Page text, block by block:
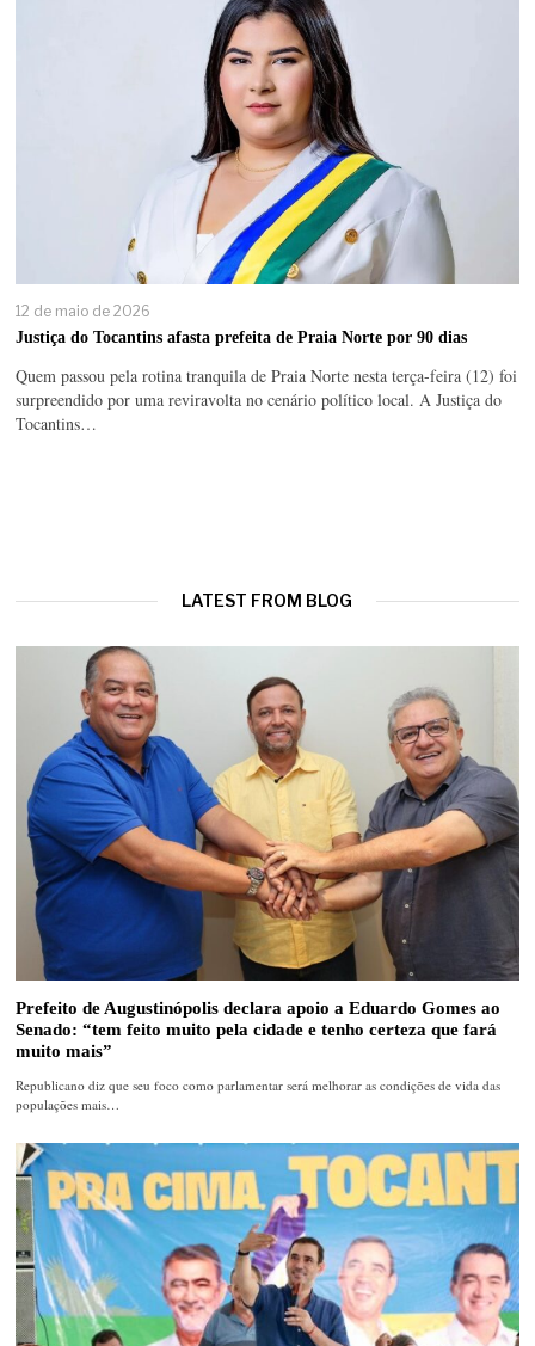
12 de maio de 2026
Justiça do Tocantins afasta prefeita de Praia Norte por 90 dias
Quem passou pela rotina tranquila de Praia Norte nesta terça-feira (12) foi
surpreendido por uma reviravolta no cenário político local. A Justiça do
Tocantins…
LATEST FROM BLOG
Prefeito de Augustinópolis declara apoio a Eduardo Gomes ao
Senado: “tem feito muito pela cidade e tenho certeza que fará
muito mais”
Republicano diz que seu foco como parlamentar será melhorar as condições de vida das
populações mais…